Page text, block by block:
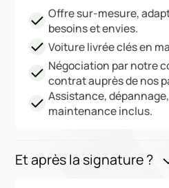
Offre sur-mesure,
besoins et envies.
Voiture livrée clés en
Négociation par notre
contrat auprès de nos
Assistance,
maintenance inclus.
Et après la signature ?